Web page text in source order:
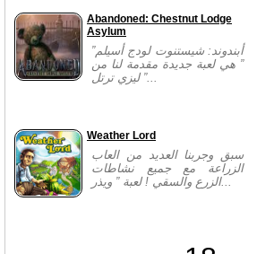
Abandoned: Chestnut Lodge
Asylum
”أبندوند: شيستنوت لودج أسيلم
” هي لعبة جديدة مقدمة لنا من
” ليزي ترتل...
Weather Lord
سبق وجربنا العديد من العاب
الزراعة مع جميع نشاطات
الزرع والسقي ! لعبة ” ويذر...